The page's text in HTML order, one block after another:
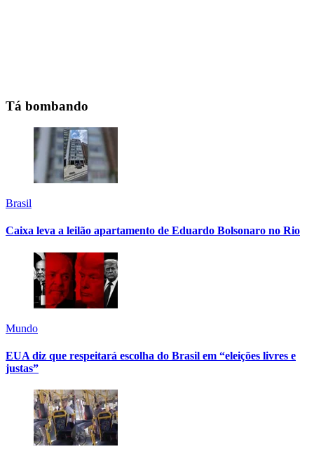
Tá bombando
Brasil
Caixa leva a leilão apartamento de Eduardo Bolsonaro no Rio
Mundo
EUA diz que respeitará escolha do Brasil em “eleições livres e
justas”